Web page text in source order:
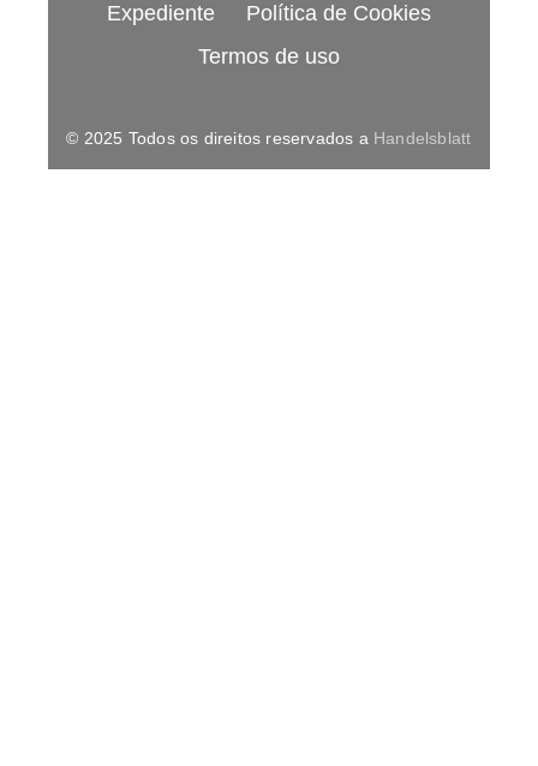
Expediente
Política de Cookies
Termos de uso
© 2025 Todos os direitos reservados a Handelsblatt